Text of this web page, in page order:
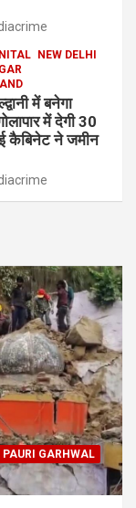
NEW DELHI
में बनेगा
में देगी 30
कैबिनेट ने जमीन
PAURI GARHWAL